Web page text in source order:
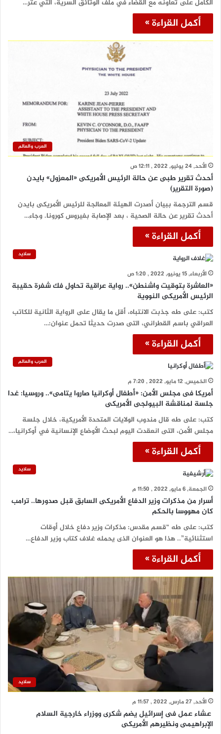
الكامل على تعاونه مع القضاء في ملف الوثائق السرية، التي عثر…
أكمل القراءة »
العرب والعالم
الأحد, 24 يوليو, 2022 , 12:11 ص
أحدث تقرير طبى عن حالة الرئيس الأمريكى «المعزول» بايدن
(صورة التقرير)
قسم الترجمة ببيان أصدرت الهيئة المعالجة للرئيس الأمريكى بايدن
أحدث تقرير عن حالة الصحية ، بعد الإصابة بفيروس كورونا. وجاء…
أكمل القراءة »
سلايد
الأربعاء, 15 يونيو, 2022 , 1:20 ص
«العاشرة بتوقيت واشنطن».. رواية عراقية تحاول فك شفرة حقيبة
الرئيس الأمريكى النووية
كتب: على طه جذبت الانتباه، أقل ما يقال على الرواية الثانية للكاتب
العراقي باسم القطراني، التى صدرت حديثا تحمل عنوان:…
أكمل القراءة »
العرب والعالم
الخميس, 12 مايو, 2022 , 7:20 م
أمريكا فى مجلس الأمن: «أطفال أوكرانيا صاروا يتامى».. وروسيا: غدا
جلسة لمناقشة البيولجى الأمريكى
كتب: على طه قال مندوب الولايات المتحدة الأمريكية، خلال جلسة
مجلس الأمن، التى انعقدت اليوم لبحث الأوضاع الإنسانية في أوكرانيا،…
أكمل القراءة »
سلايد
الجمعة, 6 مايو, 2022 , 11:50 م
أسرار من مذكرات وزير الدفاع الأمريكى السابق قبل صدورها.. ترامب
كان مهووسا بالحكم
كتب: على طه “قسم مقدس: ‏مذكرات وزير دفاع خلال أوقات
استثنائية”.. هذا هو العنوان الذى يحمله غلاف كتاب وزير الدفاع…
أكمل القراءة »
سلايد
الأحد, 27 مارس, 2022 , 11:57 م
عشاء عمل فى إسرائيل يضم شكرى ووزراء خارجية السلام
الإبراهيمى ونظيرهم الأمريكى